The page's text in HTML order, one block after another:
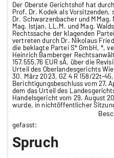
Der Oberste Gerichtshof hat
Prof. Dr. Kodek als Vorsitzenden,
Dr. Schwarzenbacher und
Mag. Istjan, LL.M. und Mag.
Rechtssache der klagenden
vertreten durch Dr. Nikolaus
die beklagte Partei S* GmbH, *,
Heinrich Bamberger
157.555,76 EUR sA, über die
Urteil des Oberlandesgerichts
30. März 2023, GZ 4 R 158/22t-
Berichtigungsbeschluss vom 27.
dem das Urteil des
Handelsgericht vom 29. August
wurde, in nichtöffentlicher
gefasst:
Spruch